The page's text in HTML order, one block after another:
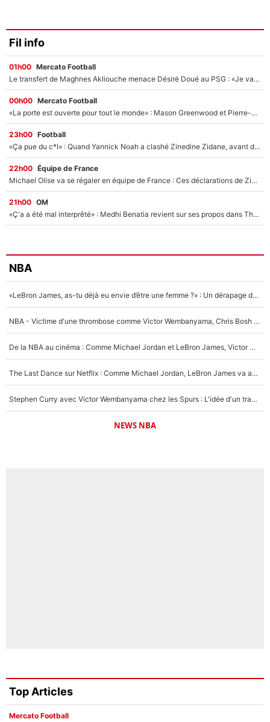
Fil info
01h00 Mercato Football
Le transfert de Maghnes Akliouche menace Désiré Doué au PSG : «Je valide à 200%»
00h00 Mercato Football
«La porte est ouverte pour tout le monde» : Mason Greenwood et Pierre-Emerick Aubameyang ont quitté l'OM, Amine Gouiri balance sur la suite du mercato et sur la réaction du vestiaire !
23h00 Football
«Ça pue du c*l» : Quand Yannick Noah a clashé Zinedine Zidane, avant de se faire recadrer par le nouveau sélectionneur de l'équipe de France !
22h00 Équipe de France
Michael Olise va se régaler en équipe de France : Ces déclarations de Zinedine Zidane qui prouvent qu'il va tout miser sur la star du Bayern Munich !
21h00 OM
«Ç'a a été mal interprêté» : Medhi Benatia revient sur ses propos dans The Bridge et précise ses conditions pour rejoindre le PSG !
NBA
«LeBron James, as-tu déjà eu envie d’être une femme ?» : Un dérapage de Donald Trump sur la superstar de la NBA refait surface
NBA - Victime d'une thrombose comme Victor Wembanyama, Chris Bosh prévient le Français des risques sur sa santé : «J’ai failli mourir sur le coup et j’ai été ramené à la vie»
De la NBA au cinéma : Comme Michael Jordan et LeBron James, Victor Wembanyama rêve d'une carrière d'acteur !
The Last Dance sur Netflix : Comme Michael Jordan, LeBron James va avoir le droit à sa série !
Stephen Curry avec Victor Wembanyama chez les Spurs : L'idée d'un trade historique est lancée en NBA !
NEWS NBA
Top Articles
Mercato Football